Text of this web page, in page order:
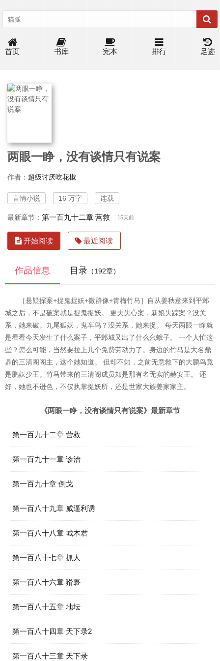
首页 书库 完本 排行 足迹
两眼一睁，没有谈情只有说案
作者： 超级讨厌吃花椒
言情小说 16 万字 连载
最新章节： 第一百九十二章 营救 15天前
开始阅读 最近阅读
作品信息 目录 （192章）
［悬疑探案+捉鬼捉妖+微群像+青梅竹马］自从姜秋意来到平邺
城之后，不是破案就是捉鬼捉妖。 更夫失心案，新娘失踪案？没关
系，她来破。九尾狐妖，鬼车鸟？没关系，她来捉。 每天两眼一睁就
是看看今天发生了什么案子，平邺城又出了什么幺蛾子。 一个人忙这
些？怎么可能，当然要拉上几个免费劳动力了。身边的竹马是大名鼎
鼎的三清阁阁主，这个她知道。 但却不知，之前无意救下的大鹏鸟竟
是鹏妖少王。竹马带来的三清阁成员却是那有名无实的赫安王。 还
好，她也不逊色，不仅执掌捉妖所，还是世家大族姜家家主。
《两眼一睁，没有谈情只有说案》最新章节
第一百九十二章 营救
第一百九十一章 诊治
第一百九十章 倒戈
第一百八十九章 威逼利诱
第一百八十八章 城木君
第一百八十七章 抓人
第一百八十六章 猾褢
第一百八十五章 地坛
第一百八十四章 天下录2
第一百八十三章 天下录